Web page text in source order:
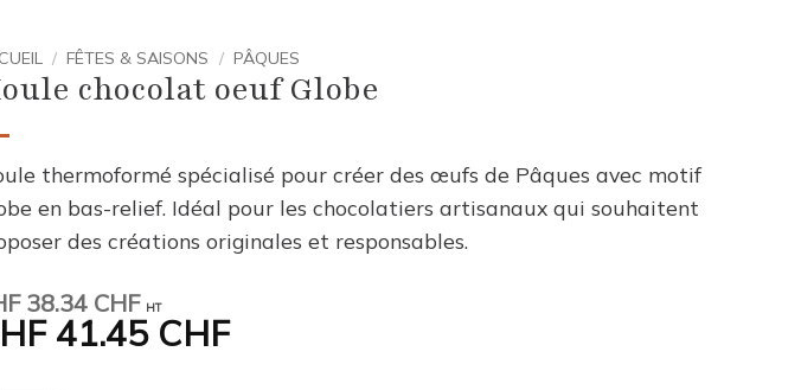
/ FÊTES & SAISONS / PÂQUES
chocolat oeuf Globe
thermoformé spécialisé pour créer des œufs de Pâques avec motif
en bas-relief. Idéal pour les chocolatiers artisanaux qui souhaitent
des créations originales et responsables.
38.34 CHF HT
41.45 CHF